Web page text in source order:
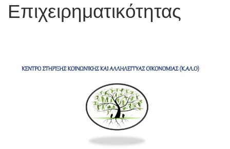
Επιχειρηματικότητας